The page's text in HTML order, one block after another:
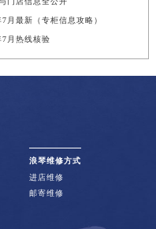
月最新（专柜信息攻略）
月热线核验
浪琴维修方式
进店维修
邮寄维修